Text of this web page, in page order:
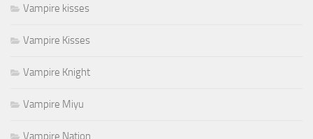
Vampire kisses
Vampire Kisses
Vampire Knight
Vampire Miyu